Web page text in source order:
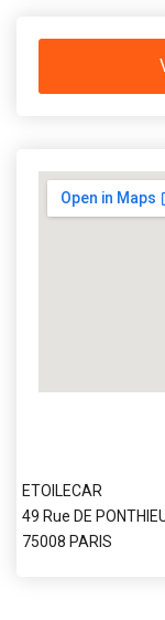
ETOILECAR
49 Rue DE
75008 PARIS